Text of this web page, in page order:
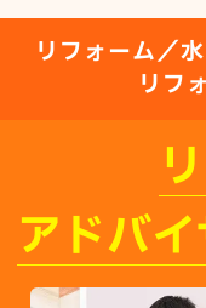
リフォーム／
リフ
アドバ